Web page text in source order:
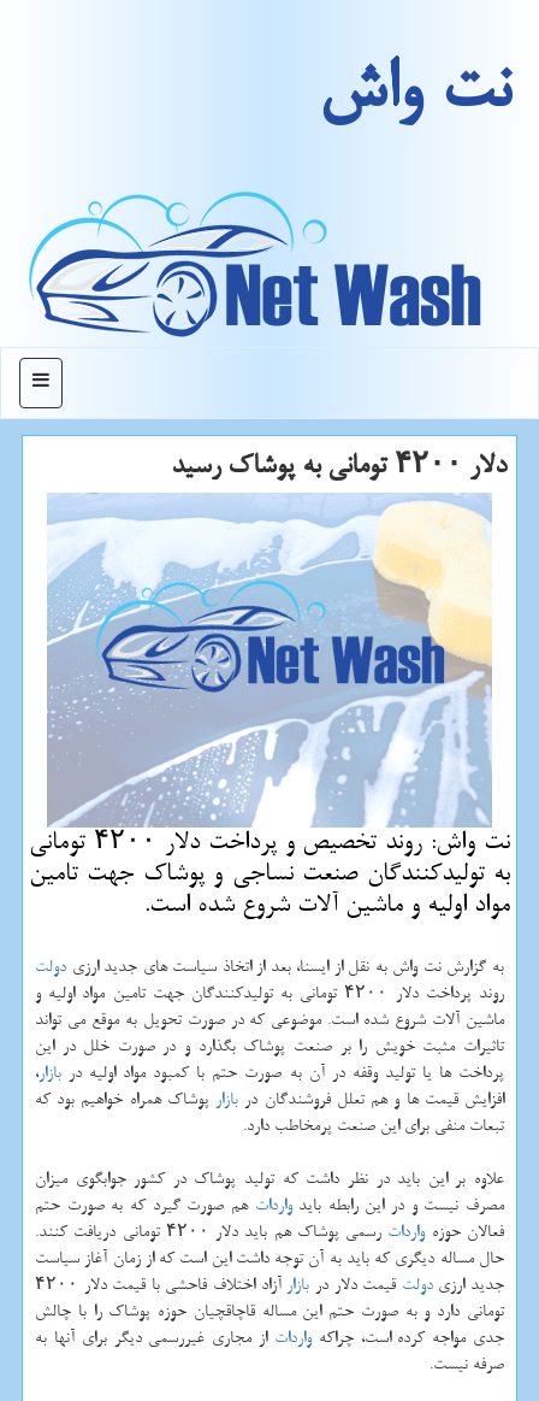
نت واش
منو
دلار ۴۲۰۰ تومانی به پوشاك رسید
نت واش: روند تخصیص و پرداخت دلار ۴۲۰۰ تومانی
به تولیدكنندگان صنعت نساجی و پوشاك جهت تامین
مواد اولیه و ماشین آلات شروع شده است.
به گزارش نت واش به نقل از ایسنا، بعد از اتخاذ سیاست های جدید ارزی دولت
روند پرداخت دلار ۴۲۰۰ تومانی به تولیدكنندگان جهت تامین مواد اولیه و
ماشین آلات شروع شده است. موضوعی كه در صورت تحویل به موقع می تواند
تاثیرات مثبت خویش را بر صنعت پوشاك بگذارد و در صورت خلل در این
پرداخت ها یا تولید وقفه در آن به صورت حتم با كمبود مواد اولیه در بازار،
افزایش قیمت ها و هم تعلل فروشندگان در بازار پوشاك همراه خواهیم بود كه
تبعات منفی برای این صنعت پرمخاطب دارد.
علاوه بر این باید در نظر داشت كه تولید پوشاك در كشور جوابگوی میزان
مصرف نیست و در این رابطه بایدواردات هم صورت گیرد كه به صورت حتم
فعالان حوزهواردات
رسمی پوشاك هم باید دلار ۴۲۰۰ تومانی دریافت كنند.
حال مساله دیگری كه باید به آن توجه داشت این است كه از زمان آغاز سیاست
جدید ارزیدولت قیمت دلار در بازار
آزاد اختلاف فاحشی با قیمت دلار ۴۲۰۰
تومانی دارد و به صورت حتم این مساله قاچاقچیان حوزه پوشاك را با چالش
جدی مواجه كرده است، چراكهواردات از مجاری غیررسمی دیگر برای آنها به
صرفه نیست.